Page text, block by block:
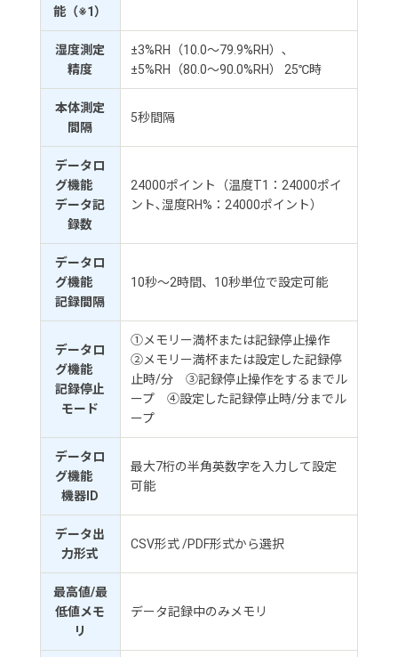
能（※1）
湿度測定
精度
±3%RH（10.0～79.9%RH）､
±5%RH（80.0～90.0%RH） 25℃時
本体測定
間隔
5秒間隔
データロ
グ機能
データ記
録数
24000ポイント（温度T1：24000ポイ
ント､湿度RH%：24000ポイント）
データロ
グ機能
記録間隔
10秒～2時間、10秒単位で設定可能
データロ
グ機能
記録停止
モード
①メモリー満杯または記録停止操作
②メモリー満杯または設定した記録停
止時/分 ③記録停止操作をするまでル
ープ ④設定した記録停止時/分までル
ープ
データロ
グ機能
機器ID
最大7桁の半角英数字を入力して設定
可能
データ出
力形式
CSV形式 /PDF形式から選択
最高値/最
低値メモ
リ
データ記録中のみメモリ